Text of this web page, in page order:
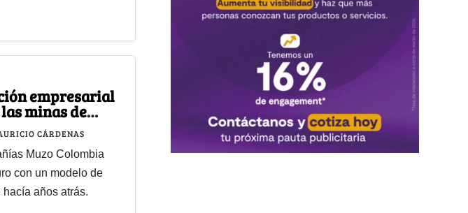
empresarial
minas de
CÁRDENAS
Muzo Colombia
con un modelo de
años atrás.